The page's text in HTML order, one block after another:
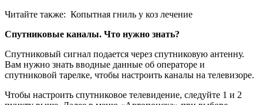
Читайте также: Копытная гниль у коз лечение
Спутниковые каналы. Что нужно знать?
Спутниковый сигнал подается через спутниковую антенну.
Вам нужно знать вводные данные об операторе и
спутниковой тарелке, чтобы настроить каналы на телевизоре.
Чтобы настроить спутниковое телевидение, следуйте 1 и 2